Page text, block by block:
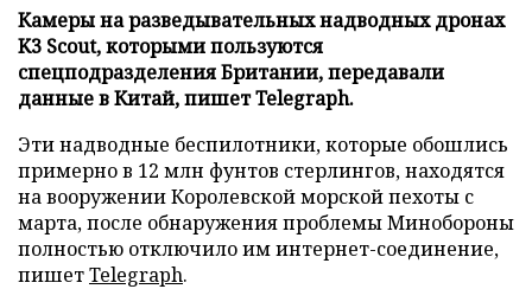
Камеры на разведывательных надводных дронах
K3 Scout, которыми пользуются
спецподразделения Британии, передавали
данные в Китай, пишет Telegraph.
Эти надводные беспилотники, которые обошлись
примерно в 12 млн фунтов стерлингов, находятся
на вооружении Королевской морской пехоты с
марта, после обнаружения проблемы Минобороны
полностью отключило им интернет-соединение,
пишетTelegraph.